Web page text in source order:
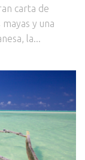
carta de
y una
la...